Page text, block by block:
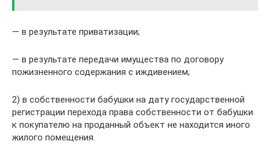
— в результате приватизации;
— в результате передачи имущества по договору
пожизненного содержания с иждивением;
2) в собственности бабушки на дату государственной
регистрации перехода права собственности от бабушки
к покупателю на проданный объект не находится иного
жилого помещения.